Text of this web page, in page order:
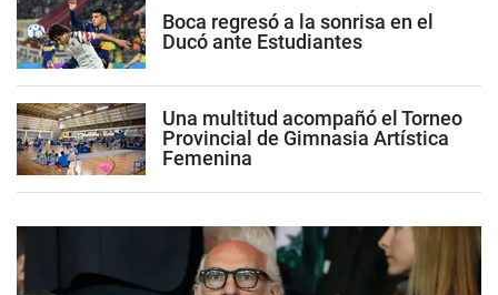
Boca regresó a la sonrisa en el
Ducó ante Estudiantes
Una multitud acompañó el Torneo
Provincial de Gimnasia Artística
Femenina